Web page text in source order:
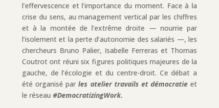
l’effervescence et l’importance du moment. Face à la
crise du sens, au management vertical par les chiffres
et à la montée de l’extrême droite — nourrie par
l’isolement et la perte d’autonomie des salariés —, les
chercheurs Bruno Palier, Isabelle Ferreras et Thomas
Coutrot ont réuni six figures politiques majeures de la
gauche, de l’écologie et du centre-droit. Ce débat a
été organisé parles atelier travails et démocratie et
le réseau #DemocratizingWork.